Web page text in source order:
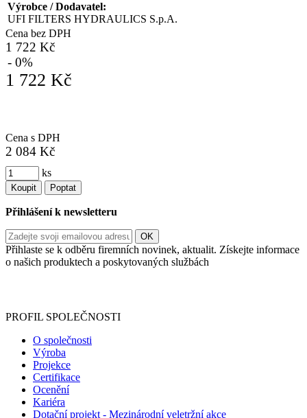
Výrobce / Dodavatel:
UFI FILTERS HYDRAULICS S.p.A.
Cena bez DPH
1 722 Kč
- 0%
1 722 Kč
Cena s DPH
2 084 Kč
ks
Koupit Poptat
Přihlášení k newsletteru
Přihlaste se k odběru firemních novinek, aktualit. Získejte informace
o našich produktech a poskytovaných službách
PROFIL SPOLEČNOSTI
O společnosti
Výroba
Projekce
Certifikace
Ocenění
Kariéra
Dotační projekt - Mezinárodní veletržní akce